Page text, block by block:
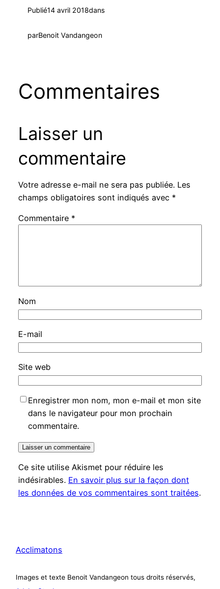
Publié14 avril 2018dans
parBenoit Vandangeon
Commentaires
Laisser un
commentaire
Votre adresse e-mail ne sera pas publiée. Les
champs obligatoires sont indiqués avec *
Commentaire *
Nom
E-mail
Site web
Enregistrer mon nom, mon e-mail et mon site
dans le navigateur pour mon prochain
commentaire.
Ce site utilise Akismet pour réduire les
indésirables. En savoir plus sur la façon dont
les données de vos commentaires sont traitées.
Acclimatons
Images et texte Benoit Vandangeon tous droits réservés,